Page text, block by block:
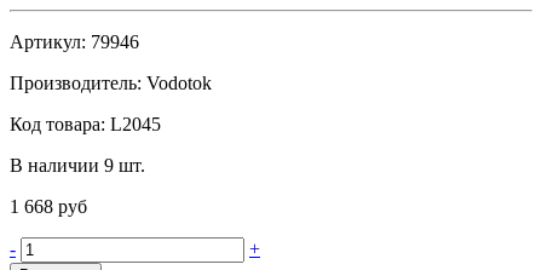
Артикул: 79946
Производитель: Vodotok
Код товара: L2045
В наличии 9 шт.
1 668 руб
- +